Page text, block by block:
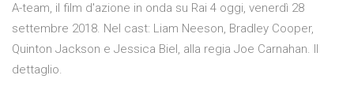
A-team, il film d'azione in onda su Rai 4 oggi, venerdì 28
settembre 2018. Nel cast: Liam Neeson, Bradley Cooper,
Quinton Jackson e Jessica Biel, alla regia Joe Carnahan. Il
dettaglio.